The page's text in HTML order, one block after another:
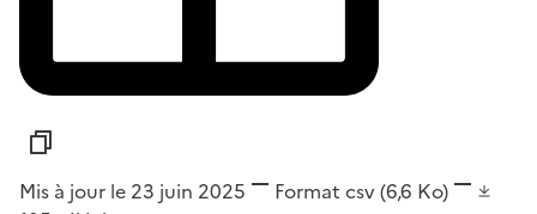
Mis à jour le 23 juin 2025 Format csv(6,6 Ko)